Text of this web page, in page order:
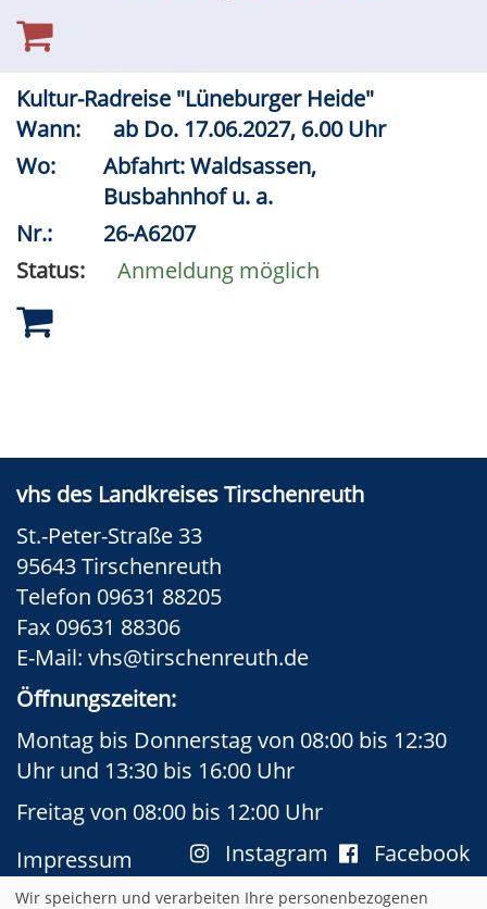
Kultur-Radreise "Lüneburger Heide"
Wann:
ab Do. 17.06.2027, 6.00 Uhr
Wo:
Abfahrt: Waldsassen,
Busbahnhof u. a.
Nr.:
26-A6207
Status:
Anmeldung möglich
vhs des Landkreises Tirschenreuth
St.-Peter-Straße 33
95643 Tirschenreuth
Telefon 09631 88205
Fax 09631 88306
E-Mail: vhs@tirschenreuth.de
Öffnungszeiten:
Montag bis Donnerstag von 08:00 bis 12:30
Uhr und 13:30 bis 16:00 Uhr
Freitag von 08:00 bis 12:00 Uhr
Facebook
Instagram
Impressum
AGB
Datenschutzerklärung
Wir speichern und verarbeiten Ihre personenbezogenen